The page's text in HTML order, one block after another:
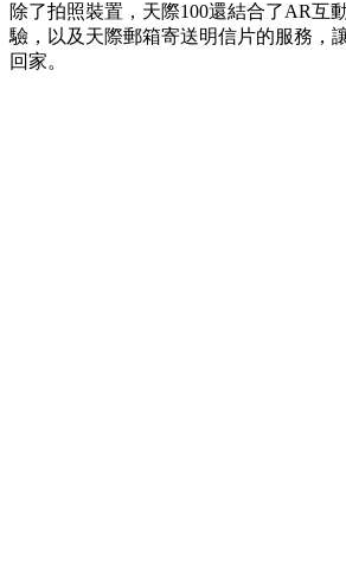
除了拍照裝置，天際100還結合了AR互
驗，以及天際郵箱寄送明信片的服務，
回家。